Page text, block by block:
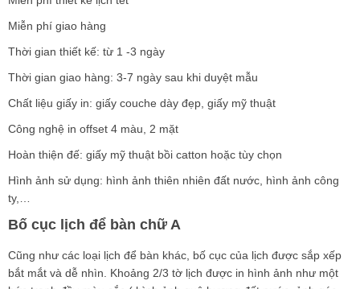
Miễn phí giao hàng
Thời gian thiết kế: từ 1 -3 ngày
Thời gian giao hàng: 3-7 ngày sau khi duyệt mẫu
Chất liệu giấy in: giấy couche dày đẹp, giấy mỹ thuật
Công nghệ in offset 4 màu, 2 mặt
Hoàn thiện đế: giấy mỹ thuật bồi catton hoặc tùy chọn
Hình ảnh sử dụng: hình ảnh thiên nhiên đất nước, hình ảnh công
ty,…
Bố cục lịch để bàn chữ A
Cũng như các loại lịch để bàn khác, bố cục của lịch được sắp xếp
bắt mắt và dễ nhìn. Khoảng 2/3 tờ lịch được in hình ảnh như một